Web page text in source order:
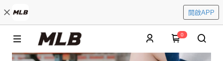
開啟APP
0